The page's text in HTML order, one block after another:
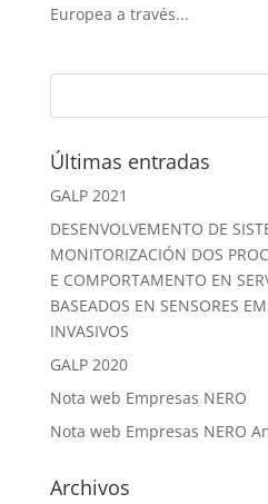
Europea a través...
Últimas entradas
GALP 2021
DESENVOLVEMENTO DE
MONITORIZACIÓN DOS
E COMPORTAMENTO EN
BASEADOS EN SENSORES
INVASIVOS
GALP 2020
Nota web Empresas NERO
Nota web Empresas NERO
Archivos